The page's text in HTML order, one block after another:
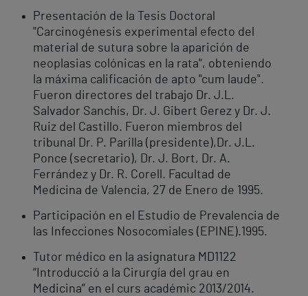
Presentación de la Tesis Doctoral
"Carcinogénesis experimental efecto del
material de sutura sobre la aparición de
neoplasias colónicas en la rata", obteniendo
la máxima calificación de apto "cum laude".
Fueron directores del trabajo Dr. J.L.
Salvador Sanchís, Dr. J. Gibert Gerez y Dr. J.
Ruiz del Castillo. Fueron miembros del
tribunal Dr. P. Parilla (presidente),Dr. J.L.
Ponce (secretario), Dr. J. Bort, Dr. A.
Ferrández y Dr. R. Corell. Facultad de
Medicina de Valencia, 27 de Enero de 1995.
Participación en el Estudio de Prevalencia de
las Infecciones Nosocomiales (EPINE).1995.
Tutor médico en la asignatura MD1122
“Introducció a la Cirurgía del grau en
Medicina” en el curs académic 2013/2014.